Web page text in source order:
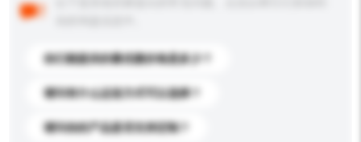
你们能提供的最优惠价格是多少？
请问有什么运送方式可以选择？
请问你的产品是否支持定制？